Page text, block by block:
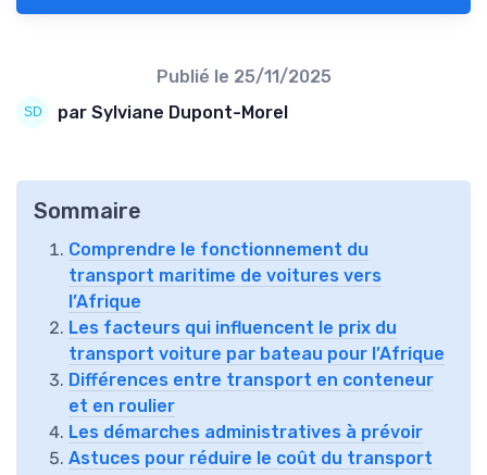
Publié le 25/11/2025
par Sylviane Dupont-Morel
Sommaire
Comprendre le fonctionnement du
transport maritime de voitures vers
l’Afrique
Les facteurs qui influencent le prix du
transport voiture par bateau pour l’Afrique
Différences entre transport en conteneur
et en roulier
Les démarches administratives à prévoir
Astuces pour réduire le coût du transport